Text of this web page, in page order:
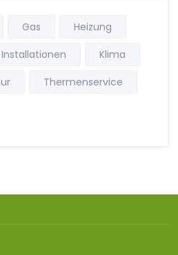
Gas
Heizung
Installationen
Klima
Thermenservice